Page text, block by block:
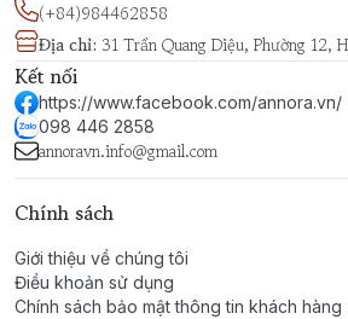
(+84)984462858
Địa chỉ: 31 Trần Quang Diệu, Phường 12,
Kết nối
https://www.facebook.com/annora.vn/
098 446 2858
annoravn.info@gmail.com
Chính sách
Giới thiệu về chúng tôi
Điều khoản sử dụng
Chính sách bảo mật thông tin khách hàng